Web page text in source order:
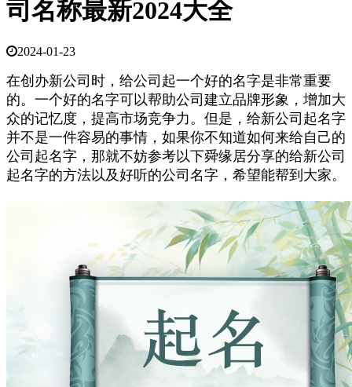
司名称最新2024大全
2024-01-23
在创办新公司时，给公司起一个好的名字是非常重要
的。一个好的名字可以帮助公司建立品牌形象，增加大
众的记忆度，提高市场竞争力。但是，给新公司起名字
并不是一件容易的事情，如果你不知道如何来给自己的
公司起名字，那就不妨参考以下舜缘居分享的给新公司
起名字的方法以及好听的公司名字，希望能帮到大家。